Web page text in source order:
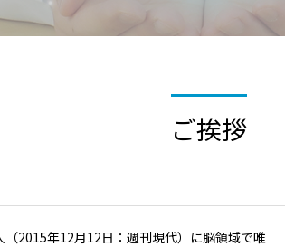
ご挨拶
2015年12月12日：週刊現代）に脳領域で唯